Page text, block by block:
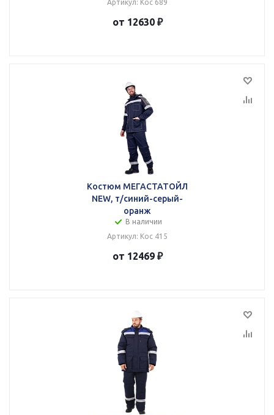
Артикул: Кос 689
от 12630 ₽
Костюм МЕГАСТАТОЙЛ
NEW, т/синий-серый-
оранж
В наличии
Артикул: Кос 415
от 12469 ₽